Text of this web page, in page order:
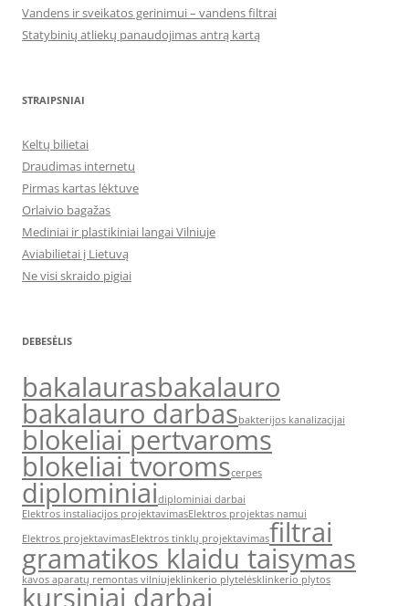
Vandens ir sveikatos gerinimui – vandens filtrai
Statybinių atliekų panaudojimas antrą kartą
STRAIPSNIAI
Keltų bilietai
Draudimas internetu
Pirmas kartas lėktuve
Orlaivio bagažas
Mediniai ir plastikiniai langai Vilniuje
Aviabilietai į Lietuvą
Ne visi skraido pigiai
DEBESĖLIS
bakalaurasbakalauro
bakalauro darbasbakterijos kanalizacijai
blokeliai pertvaroms
blokeliai tvoromscerpes
diplominiaidiplominiai darbai
Elektros instaliacijos projektavimasElektros projektas namui
Elektros projektavimasElektros tinklų projektavimasfiltrai
gramatikos klaidu taisymas
kavos aparatų remontas vilniujeklinkerio plytelėsklinkerio plytos
kursiniai darbai